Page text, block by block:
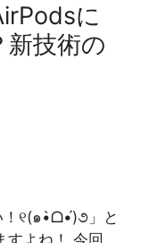
に
新技術の
！୧(๑•̀ᗝ•́)૭」と
すよね！ 今回